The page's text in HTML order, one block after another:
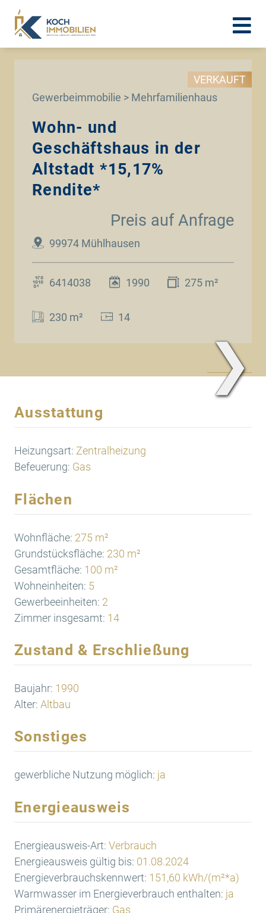
Gewerbeimmobilie > Mehrfamilienhaus
VERKAUFT
Wohn- und
Geschäftshaus in der
Altstadt *15,17%
Rendite*
99974 Mühlhausen
Preis auf Anfrage
6414038 1990 275 m²
230 m² 14
❯
Ausstattung
Heizungsart: Zentralheizung
Befeuerung: Gas
Flächen
Wohnfläche: 275 m²
Grundstücksfläche: 230 m²
Gesamtfläche: 100 m²
Wohneinheiten: 5
Gewerbeeinheiten: 2
Zimmer insgesamt: 14
Zustand & Erschließung
Baujahr: 1990
Alter: Altbau
Sonstiges
gewerbliche Nutzung möglich: ja
Energieausweis
Energieausweis-Art: Verbrauch
Energieausweis gültig bis: 01.08.2024
Energieverbrauchskennwert: 151,60 kWh/(m²*a)
Warmwasser im Energieverbrauch enthalten: ja
Primärenergieträger: Gas